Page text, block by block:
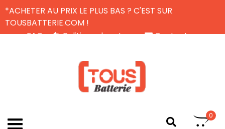
*ACHETER AU PRIX LE PLUS BAS ? C'EST SUR
TOUSBATTERIE.COM !
FAQ
Politique de retour
Contactez-nous
0